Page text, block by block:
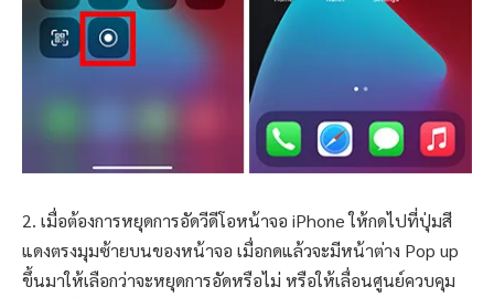
2. เมื่อต้องการหยุดการอัดวีดีโอหน้าจอ iPhone ให้กดไปที่ปุ่มสี
แดงตรงมุมซ้ายบนของหน้าจอ เมื่อกดแล้วจะมีหน้าต่าง Pop up
ขึ้นมาให้เลือกว่าจะหยุดการอัดหรือไม่ หรือให้เลื่อนศูนย์ควบคุม